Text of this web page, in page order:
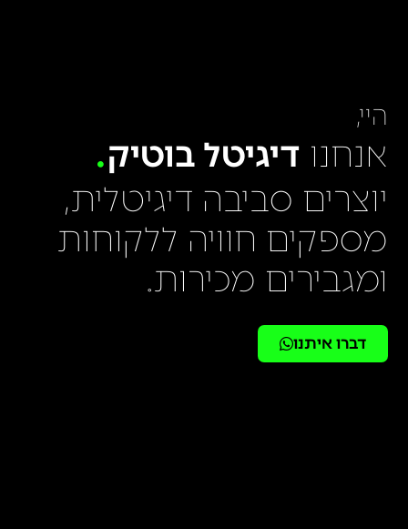
היי,
אנחנו דיגיטל בוטיק
יוצרים סביבה דיגיטלית,
מספקים חוויה ללקוחות
ומגבירים מכירות.
דברו איתנו